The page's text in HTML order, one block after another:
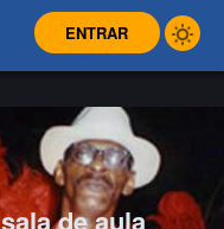
ENTRAR
de aula